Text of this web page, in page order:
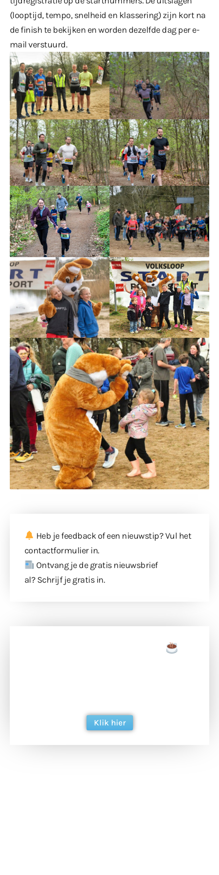
(looptijd, tempo, snelheid en klassering) zijn kort na
de finish te bekijken en worden dezelfde dag per e-
mail verstuurd.
Heb je feedback of een nieuwstip? Vul het
contactformulierin.
Ontvang je de gratis nieuwsbrief
al? Schrijf je gratis in.
Klik hier